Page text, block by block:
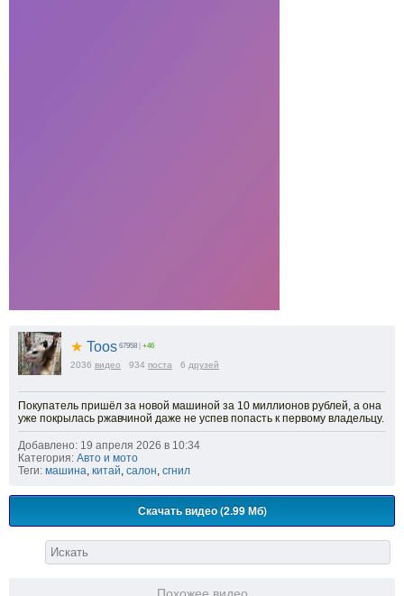
★ Toos 67958 | +46
2036 видео 934 поста 6 друзей
Покупатель пришёл за новой машиной за 10 миллионов рублей, а она
уже покрылась ржавчиной даже не успев попасть к первому владельцу.
Добавлено: 19 апреля 2026 в 10:34
Категория: Авто и мото
Теги: машина китай салон сгнил
Скачать видео (2.99 Мб)